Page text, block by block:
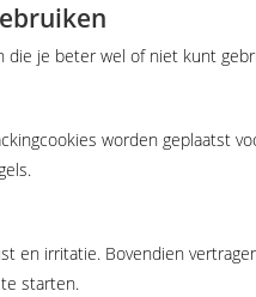
die je beter wel of niet kunt
worden geplaatst
en irritatie. Bovendien
starten.